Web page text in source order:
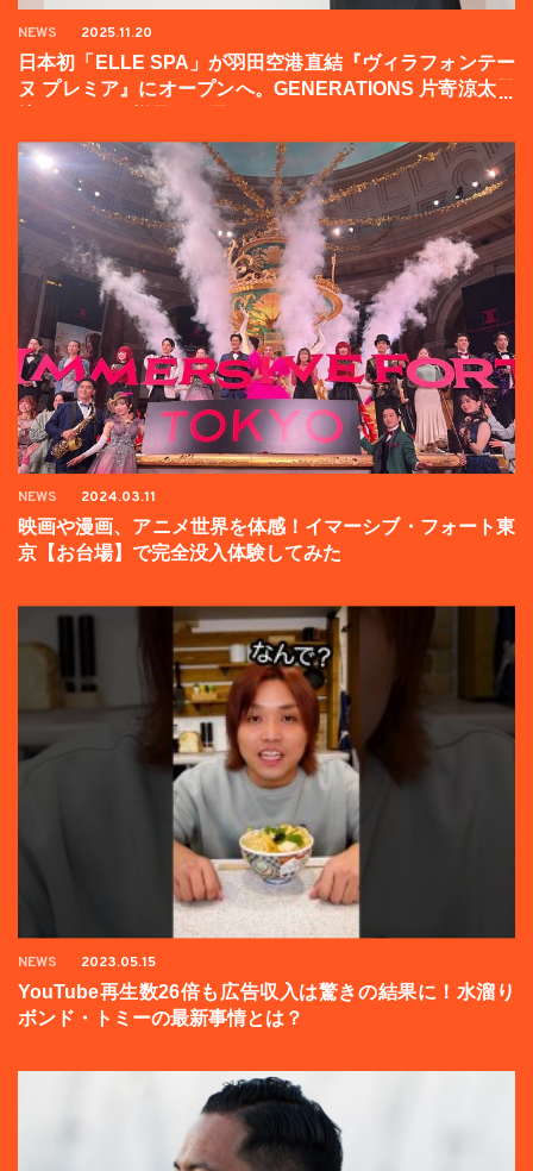
NEWS 2025.11.20
日本初「ELLE SPA」が羽田空港直結『ヴィラフォンテー
ヌ プレミア』にオープンへ。GENERATIONS 片寄涼太登
NEWS 2024.03.11
映画や漫画、アニメ世界を体感！イマーシブ・フォート東
京【お台場】で完全没入体験してみた
NEWS 2023.05.15
YouTube再生数26倍も広告収入は驚きの結果に！水溜り
ボンド・トミーの最新事情とは？